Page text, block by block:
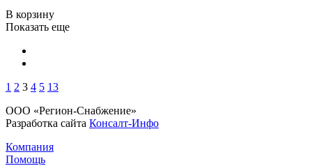
В корзину
Показать еще
1 2 3 4 5 13
ООО «Регион-Снабжение»
Разработка сайта Консалт-Инфо
Компания
Помощь